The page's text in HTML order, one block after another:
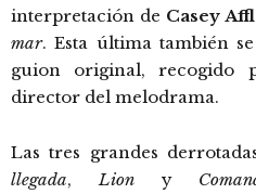
interpretación de Casey
mar. Esta última también
guion original, recogido
director del melodrama.
Las tres grandes
llegada, Liony